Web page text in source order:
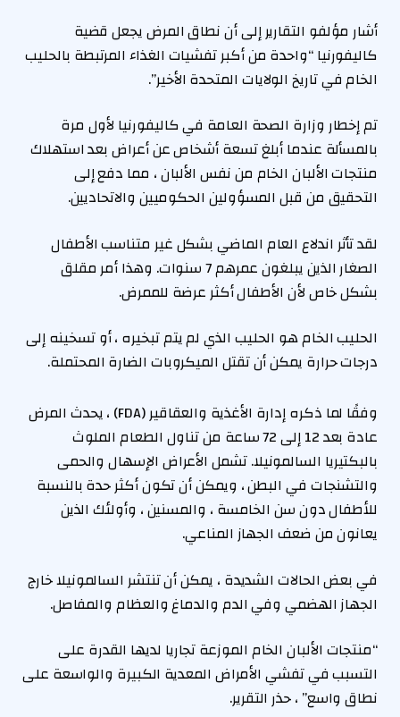
أشار مؤلفو التقارير إلى أن نطاق المرض يجعل قضية
كاليفورنيا “واحدة من أكبر تفشيات الغذاء المرتبطة بالحليب
الخام في تاريخ الولايات المتحدة الأخير”.
تم إخطار وزارة الصحة العامة في كاليفورنيا لأول مرة
بالمسألة عندما أبلغ تسعة أشخاص عن أعراض بعد استهلاك
منتجات الألبان الخام من نفس الألبان ، مما دفع إلى
التحقيق من قبل المسؤولين الحكوميين والاتحاديين.
لقد تأثر اندلاع العام الماضي بشكل غير متناسب الأطفال
الصغار الذين يبلغون عمرهم 7 سنوات. وهذا أمر مقلق
بشكل خاص لأن الأطفال أكثر عرضة للممرض.
الحليب الخام هو الحليب الذي لم يتم تبخيره ، أو تسخينه إلى
درجات حرارة يمكن أن تقتل الميكروبات الضارة المحتملة.
وفقًا لما ذكره إدارة الأغذية والعقاقير (FDA) ، يحدث المرض
عادة بعد 12 إلى 72 ساعة من تناول الطعام الملوث
بالبكتيريا السالمونيلا. تشمل الأعراض الإسهال والحمى
والتشنجات في البطن ، ويمكن أن تكون أكثر حدة بالنسبة
للأطفال دون سن الخامسة ، والمسنين ، وأولئك الذين
يعانون من ضعف الجهاز المناعي.
في بعض الحالات الشديدة ، يمكن أن تنتشر السالمونيلا خارج
الجهاز الهضمي وفي الدم والدماغ والعظام والمفاصل.
“منتجات الألبان الخام الموزعة تجاريا لديها القدرة على
التسبب في تفشي الأمراض المعدية الكبيرة والواسعة على
نطاق واسع” ، حذر التقرير.